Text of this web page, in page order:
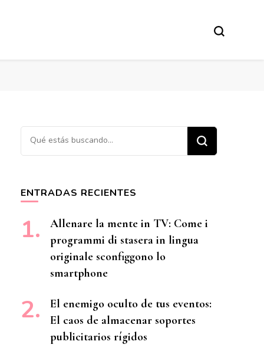
¿Buscas algo?
ENTRADAS RECIENTES
Allenare la mente in TV: Come i
programmi di stasera in lingua
originale sconfiggono lo
smartphone
El enemigo oculto de tus eventos:
El caos de almacenar soportes
publicitarios rígidos